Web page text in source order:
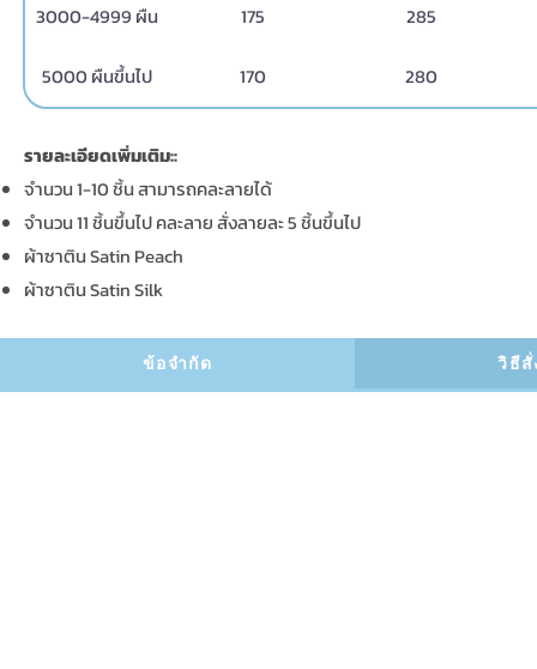
3000-4999 ผืน 175 285
5000 ผืนขึ้นไป 170 280
รายละเอียดเพิ่มเติม::
จำนวน 1-10 ชิ้น สามารถคละลายได้
จำนวน 11 ชิ้นขึ้นไป คละลาย สั่งลายละ 5 ชิ้นขึ้นไป
ผ้าซาติน Satin Peach
ผ้าซาติน Satin Silk
ข้อจำกัด วิธี